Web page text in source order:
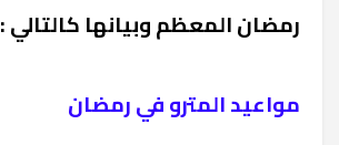
رمضان المعظم وبيانها كالتالي :
مواعيد المترو في رمضان